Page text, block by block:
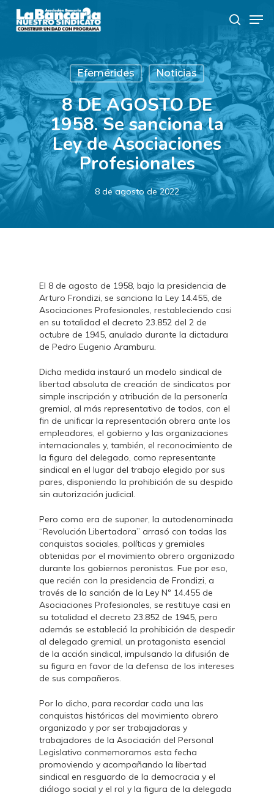
main
search
Efemérides Noticias
8 DE AGOSTO DE
1958. Se sanciona la
Ley de Asociaciones
Profesionales
8 de agosto de 2022
El 8 de agosto de 1958, bajo la presidencia de
Arturo Frondizi, se sanciona la Ley 14.455, de
Asociaciones Profesionales, restableciendo casi
en su totalidad el decreto 23.852 del 2 de
octubre de 1945, anulado durante la dictadura
de Pedro Eugenio Aramburu.
Dicha medida instauró un modelo sindical de
libertad absoluta de creación de sindicatos por
simple inscripción y atribución de la personería
gremial, al más representativo de todos, con el
fin de unificar la representación obrera ante los
empleadores, el gobierno y las organizaciones
internacionales y, también, el reconocimiento de
la figura del delegado, como representante
sindical en el lugar del trabajo elegido por sus
pares, disponiendo la prohibición de su despido
sin autorización judicial.
Pero como era de suponer, la autodenominada
“Revolución Libertadora” arrasó con todas las
conquistas sociales, políticas y gremiales
obtenidas por el movimiento obrero organizado
durante los gobiernos peronistas. Fue por eso,
que recién con la presidencia de Frondizi, a
través de la sanción de la Ley Nº 14.455 de
Asociaciones Profesionales, se restituye casi en
su totalidad el decreto 23.852 de 1945, pero
además se estableció la prohibición de despedir
al delegado gremial, un protagonista esencial
de la acción sindical, impulsando la difusión de
su figura en favor de la defensa de los intereses
de sus compañeros.
Por lo dicho, para recordar cada una las
conquistas históricas del movimiento obrero
organizado y por ser trabajadoras y
trabajadores de la Asociación del Personal
Legislativo conmemoramos esta fecha
promoviendo y acompañando la libertad
sindical en resguardo de la democracia y el
diálogo social y el rol y la figura de la delegada